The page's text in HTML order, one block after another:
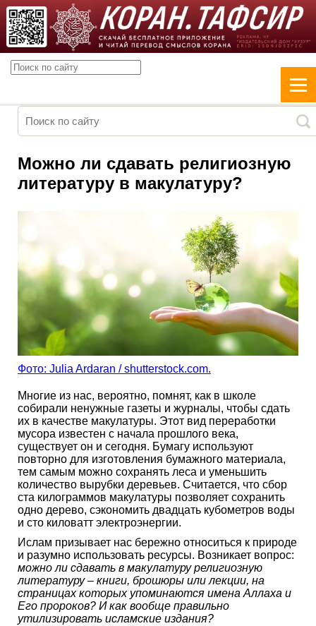
Можно ли сдавать религиозную
литературу в макулатуру?
Фото: Julia Ardaran / shutterstock.com.
Многие из нас, вероятно, помнят, как в школе
собирали ненужные газеты и журналы, чтобы сдать
их в качестве макулатуры. Этот вид переработки
мусора известен с начала прошлого века,
существует он и сегодня. Бумагу используют
повторно для изготовления бумажного материала,
тем самым можно сохранять леса и уменьшить
количество вырубки деревьев. Считается, что сбор
ста килограммов макулатуры позволяет сохранить
одно дерево, сэкономить двадцать кубометров воды
и сто киловатт электроэнергии.
Ислам призывает нас бережно относиться к природе
и разумно использовать ресурсы. Возникает вопрос:
можно ли сдавать в макулатуру религиозную
литературу – книги, брошюры или лекции, на
страницах которых упоминаются имена Аллаха и
Его пророков? И как вообще правильно
утилизировать исламские издания?